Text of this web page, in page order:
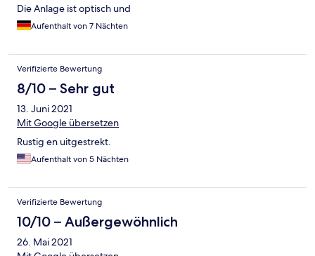
Die Anlage ist optisch und
Aufenthalt von 7 Nächten
Verifizierte Bewertung
8/10 – Sehr gut
13. Juni 2021
Mit Google übersetzen
Rustig en uitgestrekt.
Aufenthalt von 5 Nächten
Verifizierte Bewertung
10/10 – Außergewöhnlich
26. Mai 2021